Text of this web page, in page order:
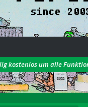
kostenlos um alle